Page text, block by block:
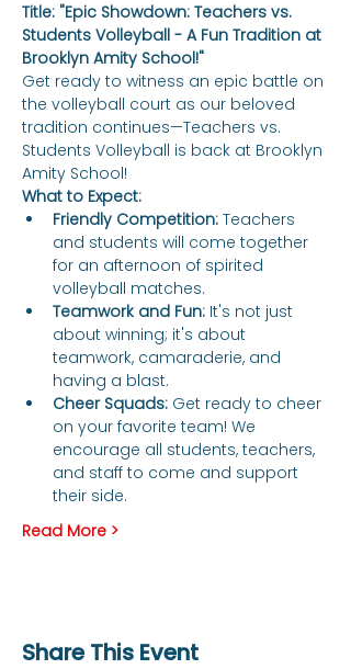
Title: "Epic Showdown: Teachers vs.
Students Volleyball - A Fun Tradition at
Brooklyn Amity School!"
Get ready to witness an epic battle on
the volleyball court as our beloved
tradition continues—Teachers vs.
Students Volleyball is back at Brooklyn
Amity School!
What to Expect:
Friendly Competition: Teachers
and students will come together
for an afternoon of spirited
volleyball matches.
Teamwork and Fun: It's not just
about winning; it's about
teamwork, camaraderie, and
having a blast.
Cheer Squads: Get ready to cheer
on your favorite team! We
encourage all students, teachers,
and staff to come and support
their side.
Read More >
Share This Event